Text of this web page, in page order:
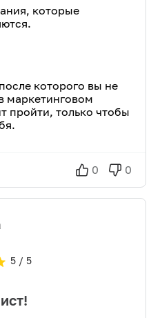
которые
которого вы не
маркетинговом
пройти, только чтобы
0 0
5/ 5